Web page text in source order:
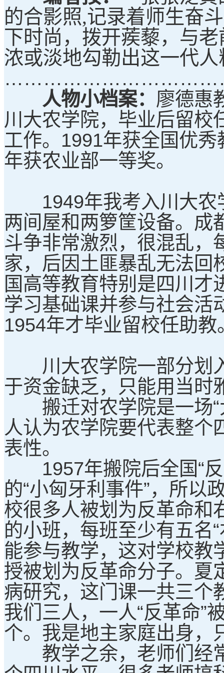
的合影照,记录着师生奋
下时尚，拨开蒺藜，与
浓或淡地勾勒出这一代
人物小档案： 廖德惠
川大农学院，毕业后留校
工作。1991年获全国优
年获农业部一等奖。
1949年我考入川大农学
两间屋和两箩筐设备。成
斗争非常激烈，很混乱，
家，后因土匪暴乱无法回
国高等教育特别是四川
学习基础课并参与社会活
1954年才毕业留校任助教
川大农学院一部分划入
于资金缺乏，只能用当时
搬迁对农学院是一场“
人认为农学院要代表整个
表性。
1957年搬院后全国“反
的“小匈牙利事件”，所以
校很多人被划为反革命和
的小班，每班至少有五名
能参与教学，这对学校教
授被划为反革命分子。
病研究，这门课一共三
我们三人，一人“反革命”
个。我是地主家庭出身，
教学之余，老师们经常